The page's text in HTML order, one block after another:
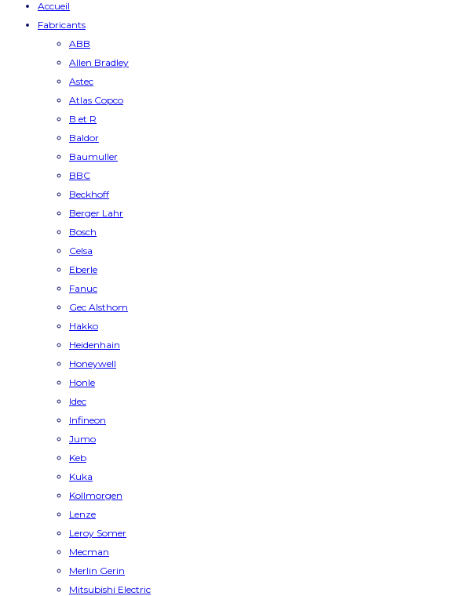
Accueil
Fabricants
ABB
Allen Bradley
Astec
Atlas Copco
B et R
Baldor
Baumuller
BBC
Beckhoff
Berger Lahr
Bosch
Celsa
Eberle
Fanuc
Gec Alsthom
Hakko
Heidenhain
Honeywell
Honle
Idec
Infineon
Jumo
Keb
Kuka
Kollmorgen
Lenze
Leroy Somer
Mecman
Merlin Gerin
Mitsubishi Electric